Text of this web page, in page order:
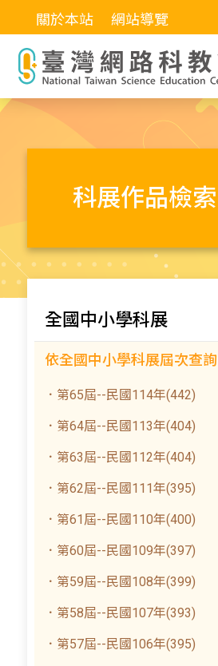
關於本站 網站導覽
科展作品檢索
全國中小學科展
依全國中小學科展屆次查詢
．第65屆--民國114年(442)
．第64屆--民國113年(404)
．第63屆--民國112年(404)
．第62屆--民國111年(395)
．第61屆--民國110年(400)
．第60屆--民國109年(397)
．第59屆--民國108年(399)
．第58屆--民國107年(393)
．第57屆--民國106年(395)